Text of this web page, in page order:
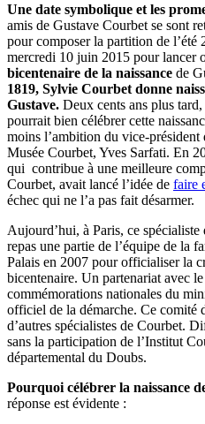
Une date symbolique et les
amis de Gustave Courbet se sont
pour composer la partition de l’été
mercredi 10 juin 2015 pour lancer
bicentenaire de la naissance de
1819, Sylvie Courbet donne
Gustave. Deux cents ans plus
pourrait bien célébrer cette
moins l’ambition du vice-président
Musée Courbet, Yves Sarfati. En
qui contribue à une meilleure
Courbet, avait lancé l’idée de faire
échec qui ne l’a pas fait désarmer.
Aujourd’hui, à Paris, ce
repas une partie de l’équipe de la
Palais en 2007 pour officialiser la
bicentenaire. Un partenariat avec
commémorations nationales du
officiel de la démarche. Ce comité
d’autres spécialistes de Courbet.
sans la participation de l’Institut
départemental du Doubs.
Pourquoi célébrer la naissance
réponse est évidente :